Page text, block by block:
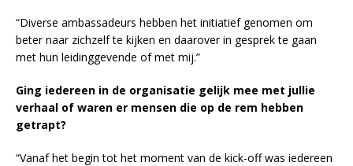
“Diverse ambassadeurs hebben het initiatief genomen om
beter naar zichzelf te kijken en daarover in gesprek te gaan
met hun leidinggevende of met mij.”
Ging iedereen in de organisatie gelijk mee met jullie
verhaal of waren er mensen die op de rem hebben
getrapt?
“Vanaf het begin tot het moment van de kick-off was iedereen